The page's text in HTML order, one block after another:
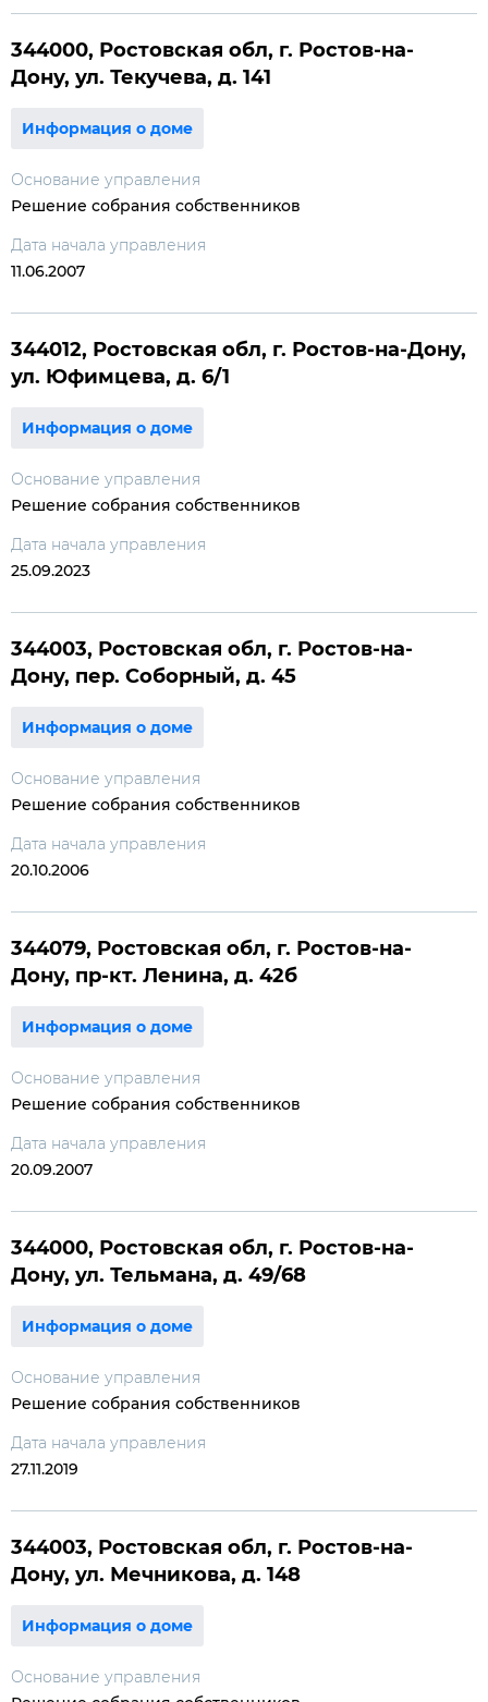
344000, Ростовская обл, г. Ростов-на-
Дону, ул. Текучева, д. 141
Информация о доме
Основание управления
Решение собрания собственников
Дата начала управления
11.06.2007
344012, Ростовская обл, г. Ростов-на-Дону,
ул. Юфимцева, д. 6/1
Информация о доме
Основание управления
Решение собрания собственников
Дата начала управления
25.09.2023
344003, Ростовская обл, г. Ростов-на-
Дону, пер. Соборный, д. 45
Информация о доме
Основание управления
Решение собрания собственников
Дата начала управления
20.10.2006
344079, Ростовская обл, г. Ростов-на-
Дону, пр-кт. Ленина, д. 42б
Информация о доме
Основание управления
Решение собрания собственников
Дата начала управления
20.09.2007
344000, Ростовская обл, г. Ростов-на-
Дону, ул. Тельмана, д. 49/68
Информация о доме
Основание управления
Решение собрания собственников
Дата начала управления
27.11.2019
344003, Ростовская обл, г. Ростов-на-
Дону, ул. Мечникова, д. 148
Информация о доме
Основание управления